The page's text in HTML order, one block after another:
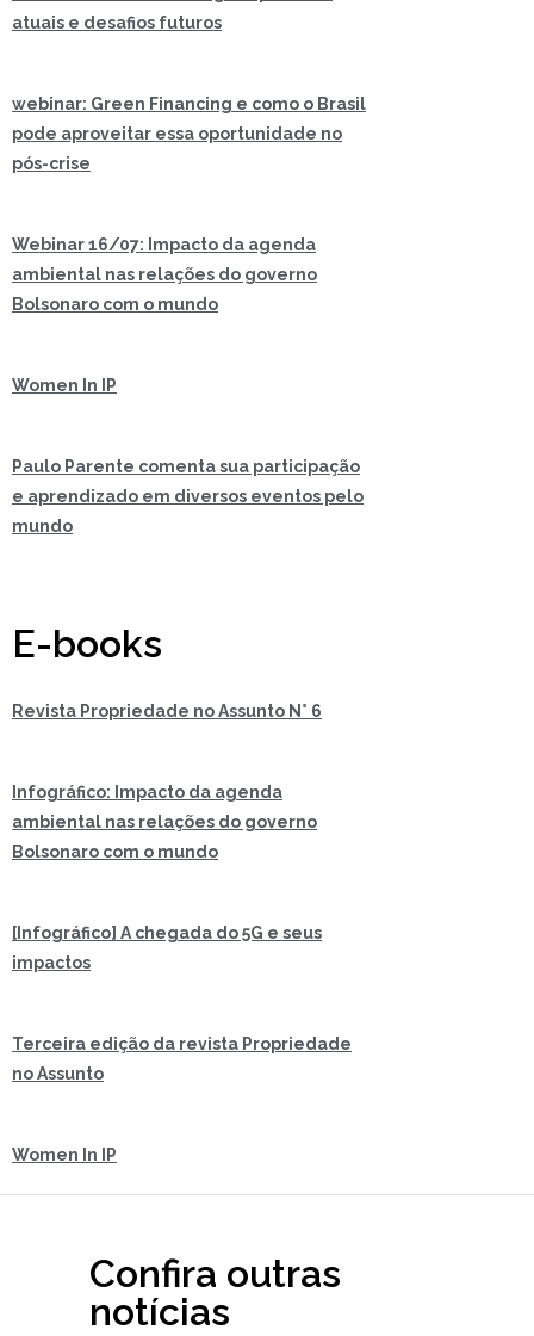
atuais e desafios futuros
webinar: Green Financing e como o Brasil
pode aproveitar essa oportunidade no
pós-crise
Webinar 16/07: Impacto da agenda
ambiental nas relações do governo
Bolsonaro com o mundo
Women In IP
Paulo Parente comenta sua participação
e aprendizado em diversos eventos pelo
mundo
E-books
Revista Propriedade no Assunto N° 6
Infográfico: Impacto da agenda
ambiental nas relações do governo
Bolsonaro com o mundo
[Infográfico] A chegada do 5G e seus
impactos
Terceira edição da revista Propriedade
no Assunto
Women In IP
Confira outras
notícias